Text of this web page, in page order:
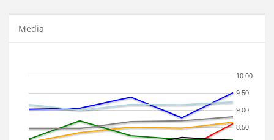
Media
8.50
9.00
9.50
10.00